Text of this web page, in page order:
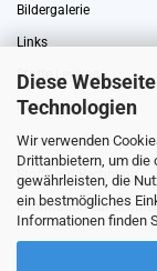
Diese
Technologien
Wir verwenden
Drittanbietern, um
gewährleisten, die
ein bestmögliches
Informationen finden
Bildergalerie
Links
Stoffe Lexikon
Über uns
Gewerberabatt
Stoffe auf Rechnung
Information zur